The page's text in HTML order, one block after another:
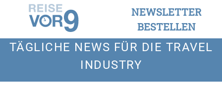
NEWSLETTER
BESTELLEN
TÄGLICHE NEWS FÜR DIE TRAVEL
INDUSTRY